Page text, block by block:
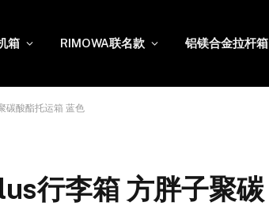
箱 RIMOWA联名款 铝镁合金拉杆箱
碳酸酯托运箱 蓝色
行李箱 方胖子聚碳